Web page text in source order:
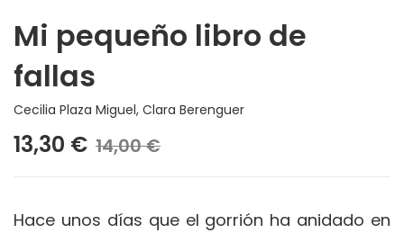
Mi pequeño libro de
fallas
Cecilia Plaza Miguel, Clara Berenguer
13,30 € 14,00 €
Hace unos días que el gorrión ha anidado en